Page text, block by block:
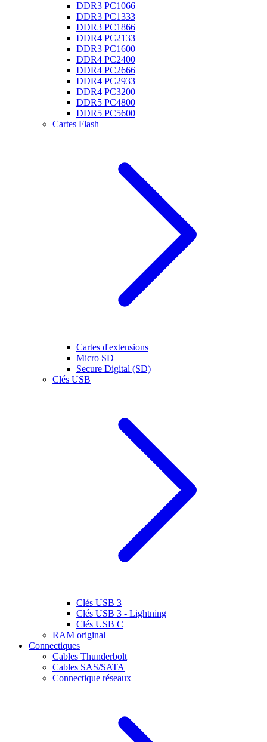
DDR3 PC1066
DDR3 PC1333
DDR3 PC1866
DDR4 PC2133
DDR3 PC1600
DDR4 PC2400
DDR4 PC2666
DDR4 PC2933
DDR4 PC3200
DDR5 PC4800
DDR5 PC5600
Cartes Flash
Cartes d'extensions
Micro SD
Secure Digital (SD)
Clés USB
Clés USB 3
Clés USB 3 - Lightning
Clés USB C
RAM original
Connectiques
Cables Thunderbolt
Cables SAS/SATA
Connectique réseaux